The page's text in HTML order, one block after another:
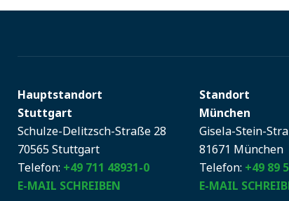
Hauptstandort
Stuttgart
Schulze-Delitzsch-Straße 28
70565 Stuttgart
Telefon: +49 711 48931-0
E-MAIL SCHREIBEN
Standort
München
Gisela-Stein-
81671 München
Telefon: +49 89
E-MAIL